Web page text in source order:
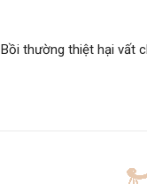
Bồi thường thiệt hại vất